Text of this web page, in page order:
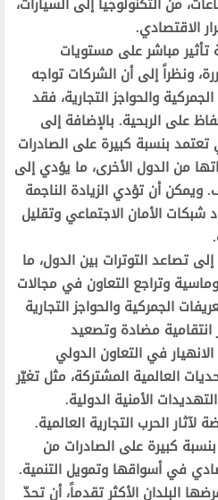
الاقتصادي.
تأثير مباشر على مستويات
ونظراً إلى أن الشركات تواجه
والحواجز التجارية، فقد
على الربحية. بالإضافة إلى
بنسبة كبيرة على الصادرات
من الدول الأخرى، ما يؤدي إلى
ويمكن أن تؤدي الزيادة الناجمة
الأمان الاجتماعي وتقليل
تصاعد التوترات بين الدول، ما
وتراجع التعاون في مجالات
الجمركية والحواجز التجارية
انتقامية مضادة وتصعيد
في التعاون الدولي
العالمية المشتركة، مثل تغيّر
الأمنية الدولية.
الحرب التجارية العالمية.
كبيرة على الصادرات من
في أسواقها وتمويل التنمية.
البلدان الأكثر تقدماً، أن تحدّ